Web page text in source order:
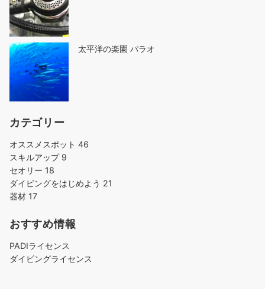
太平洋の楽園 パラオ
カテゴリー
オススメスポット 46
スキルアップ 9
セオリー 18
ダイビングをはじめよう 21
器材 17
おすすめ情報
PADIライセンス
ダイビングライセンス